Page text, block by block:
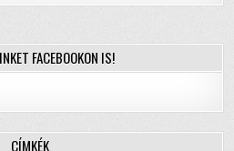
FACEBOOKON IS!
CÍMKÉK